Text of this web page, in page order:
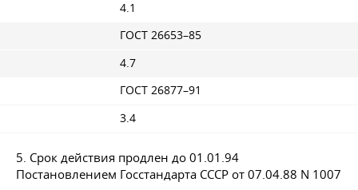
4.1
ГОСТ 26653–85
4.7
ГОСТ 26877–91
3.4
5. Срок действия продлен до 01.01.94
Постановлением Госстандарта СССР от 07.04.88 N 1007